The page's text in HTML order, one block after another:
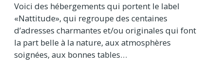
Voici des hébergements qui portent le label
«Nattitude», qui regroupe des centaines
d’adresses charmantes et/ou originales qui font
la part belle à la nature, aux atmosphères
soignées, aux bonnes tables…